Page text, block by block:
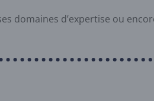
domaines d’expertise ou